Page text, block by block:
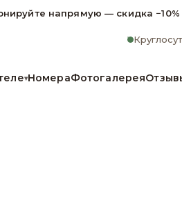
напрямую — скидка
▾НомераФотогалерея